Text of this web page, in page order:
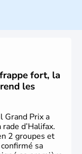
passe ensuite
du
qui s'est
des Inuits,
qu'au début
dans le Grand
fort, la
les
Grand Prix a
d’Halifax.
2 groupes et
sa